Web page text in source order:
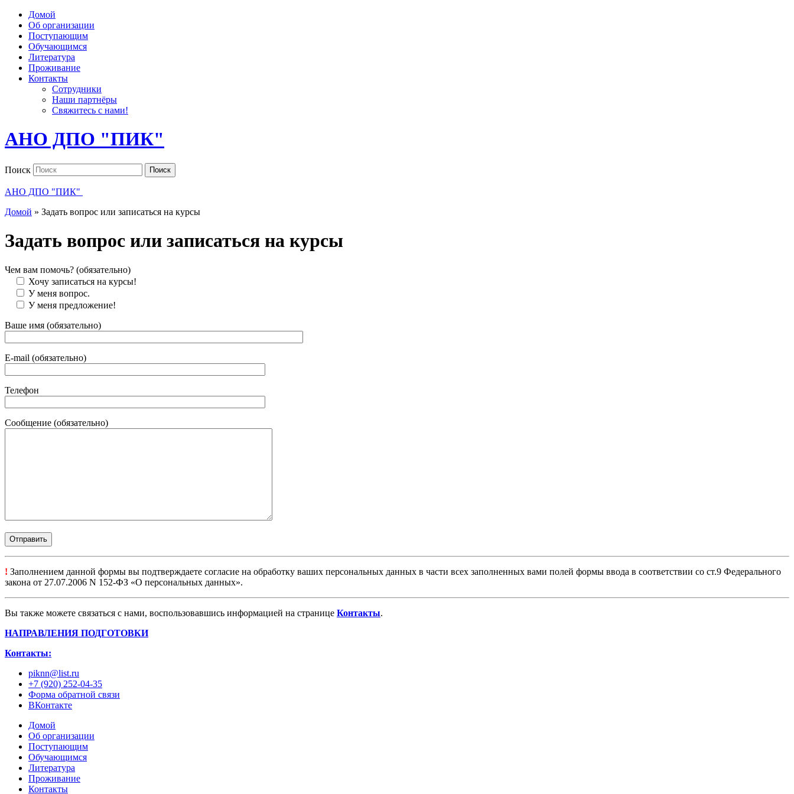
Домой
Об организации
Поступающим
Обучающимся
Литература
Проживание
Контакты
Сотрудники
Наши партнёры
Свяжитесь с нами!
АНО ДПО "ПИК"
Поиск Поиск
АНО ДПО "ПИК"
Домой » Задать вопрос или записаться на курсы
Задать вопрос или записаться на курсы
Чем вам помочь? (обязательно)
Хочу записаться на курсы!
У меня вопрос.
У меня предложение!
Ваше имя (обязательно)
E-mail (обязательно)
Телефон
Сообщение (обязательно)
! Заполнением данной формы вы подтверждаете согласие на обработку ваших персональных данных в части всех заполненных вами полей формы ввода в соответствии со ст.9 Федерального
закона от 27.07.2006 N 152-ФЗ «О персональных данных».
Вы также можете связаться с нами, воспользовавшись информацией на странице Контакты.
НАПРАВЛЕНИЯ ПОДГОТОВКИ
Контакты:
piknn@list.ru
+7 (920) 252-04-35
Форма обратной связи
ВКонтакте
Домой
Об организации
Поступающим
Обучающимся
Литература
Проживание
Контакты